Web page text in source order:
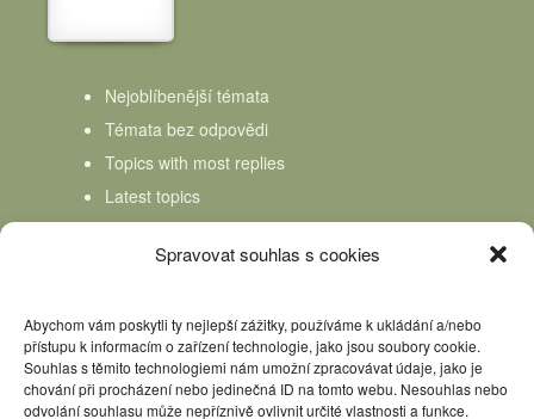
Spravovat souhlas s cookies
Abychom vám poskytli ty nejlepší zážitky, používáme k ukládání a/nebo
přístupu k informacím o zařízení technologie, jako jsou soubory cookie.
Souhlas s těmito technologiemi nám umožní zpracovávat údaje, jako je
chování při procházení nebo jedinečná ID na tomto webu. Nesouhlas nebo
odvolání souhlasu může nepříznivě ovlivnit určité vlastnosti a funkce.
Nejoblíbenější témata
Témata bez odpovědi
Topics with most replies
Latest topics
Topics Freshness